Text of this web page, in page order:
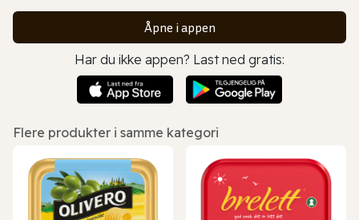
Åpne i appen
Har du ikke appen? Last ned gratis:
Flere produkter i samme kategori